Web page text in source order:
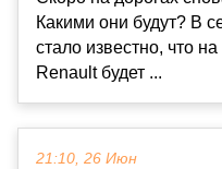
Какими они будут? В
стало известно, что
Renault будет ...
21:10, 26 Июн